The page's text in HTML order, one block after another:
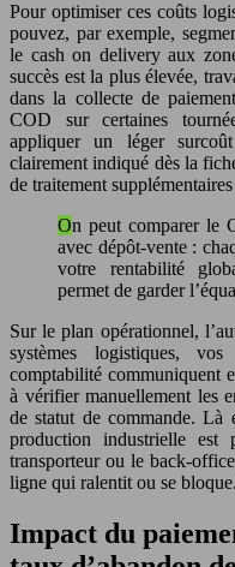
Pour optimiser ces coûts
pouvez, par exemple,
le cash on delivery aux
succès est la plus élevée,
dans la collecte de
COD sur certaines
appliquer un léger
clairement indiqué dès la
de traitement
On peut comparer le COD à une tournée de livraison
avec dépôt-vente :
votre rentabilité
permet de garder
Sur le plan opérationnel,
systèmes logistiques,
comptabilité communiquent
à vérifier manuellement les
de statut de commande. Là
production industrielle
transporteur ou le back-
ligne qui ralentit ou se bloque.
Impact du